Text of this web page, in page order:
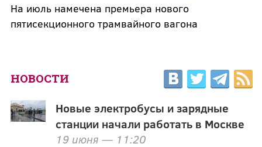
На июль намечена премьера нового
пятисекционного трамвайного вагона
НОВОСТИ
Новые электробусы и зарядные
станции начали работать в Москве
19 июня — 11:20